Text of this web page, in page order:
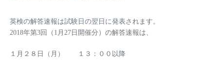
英検の解答速報は試験日の翌日に発表されます。
2018年第3回（1月27日開催分）の解答速報は、
１月２８日（月） １３：００以降